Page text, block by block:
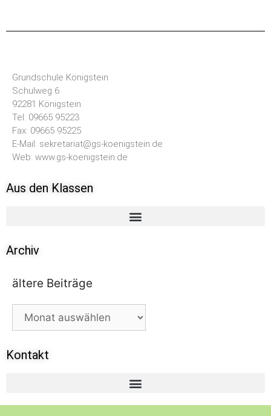
Grundschule Königstein
Schulweg 6
92281 Königstein
Tel: 09665 95223
Fax: 09665 95225
E-Mail: sekretariat@gs-koenigstein.de
Web: www.gs-koenigstein.de
Aus den Klassen
Archiv
ältere Beiträge
Kontakt